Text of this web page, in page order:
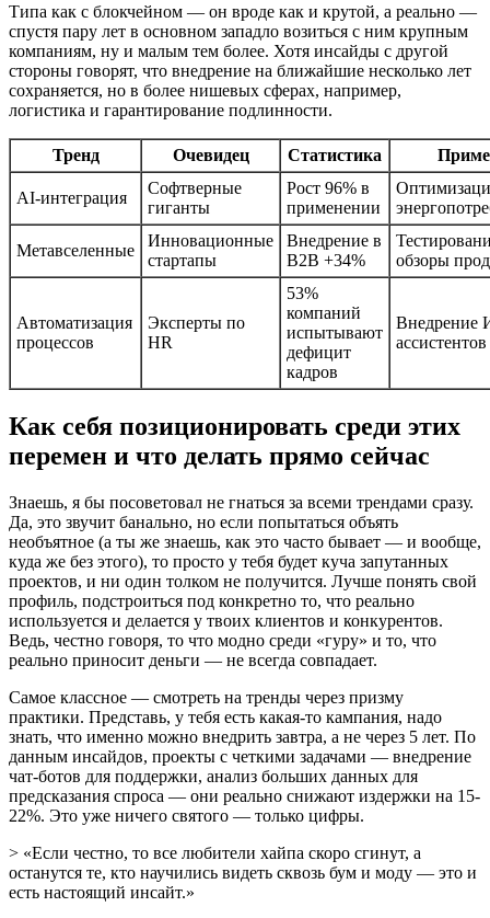
Типа как с блокчейном — он вроде как и крутой, а реально —
спустя пару лет в основном западло возиться с ним крупным
компаниям, ну и малым тем более. Хотя инсайды с другой
стороны говорят, что внедрение на ближайшие несколько лет
сохраняется, но в более нишевых сферах, например,
логистика и гарантирование подлинности.
Тренд Очевидец Статистика
AI-интеграция
Софтверные
гиганты
Рост 96% в
применении
Метавселенные
Инновационные
стартапы
Внедрение в
B2B +34%
обзоры
Автоматизация
процессов
Эксперты по
HR
53%
компаний
испытывают
дефицит
кадров
Внедрение
ассистентов
Как себя позиционировать среди этих
перемен и что делать прямо сейчас
Знаешь, я бы посоветовал не гнаться за всеми трендами сразу.
Да, это звучит банально, но если попытаться объять
необъятное (а ты же знаешь, как это часто бывает — и вообще,
куда же без этого), то просто у тебя будет куча запутанных
проектов, и ни один толком не получится. Лучше понять свой
профиль, подстроиться под конкретно то, что реально
используется и делается у твоих клиентов и конкурентов.
Ведь, честно говоря, то что модно среди «гуру» и то, что
реально приносит деньги — не всегда совпадает.
Самое классное — смотреть на тренды через призму
практики. Представь, у тебя есть какая-то кампания, надо
знать, что именно можно внедрить завтра, а не через 5 лет. По
данным инсайдов, проекты с четкими задачами — внедрение
чат-ботов для поддержки, анализ больших данных для
предсказания спроса — они реально снижают издержки на 15-
22%. Это уже ничего святого — только цифры.
> «Если честно, то все любители хайпа скоро сгинут, а
останутся те, кто научились видеть сквозь бум и моду — это и
есть настоящий инсайт.»